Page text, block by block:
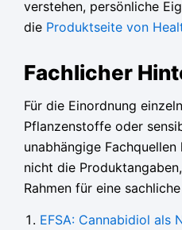
verstehen, persönliche
die Produktseite von
Fachlicher
Für die Einordnung
Pflanzenstoffe oder
unabhängige
nicht die
Rahmen für eine
EFSA: Cannabidiol als